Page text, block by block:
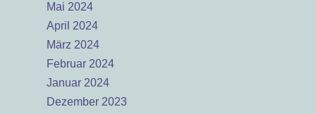
Mai 2024
April 2024
März 2024
Februar 2024
Januar 2024
Dezember 2023